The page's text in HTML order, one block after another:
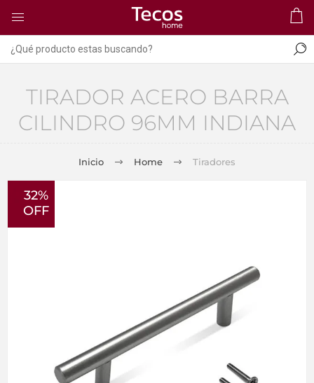
TIRADOR ACERO BARRA
CILINDRO 96MM INDIANA
Inicio Home Tiradores
32%
OFF